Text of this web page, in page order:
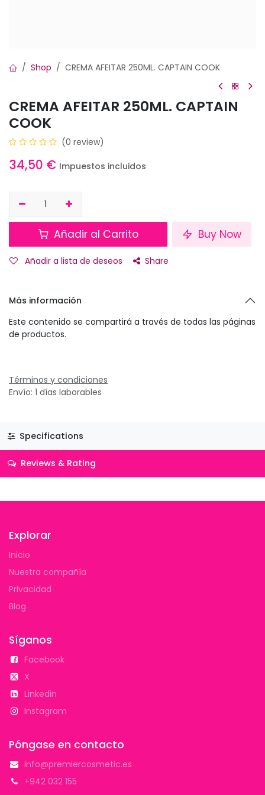
Shop CREMA AFEITAR 250ML. CAPTAIN COOK
CREMA AFEITAR 250ML. CAPTAIN
COOK
(0 review)
34,50 € Impuestos incluidos
Añadir al Carrito Buy Now
Añadir a lista de deseos Share
Más información
Este contenido se compartirá a través de todas las páginas
de productos.
Términos y condiciones
Envío: 1 días laborables
Specifications
Reviews & Rating
Explorar
Inicio
Nuestra compañía
Privacidad
Blog
Síganos
Facebook
X
Linkedin
Instagram
Póngase en contacto
info@premiercosmetic.es
+942 032 155